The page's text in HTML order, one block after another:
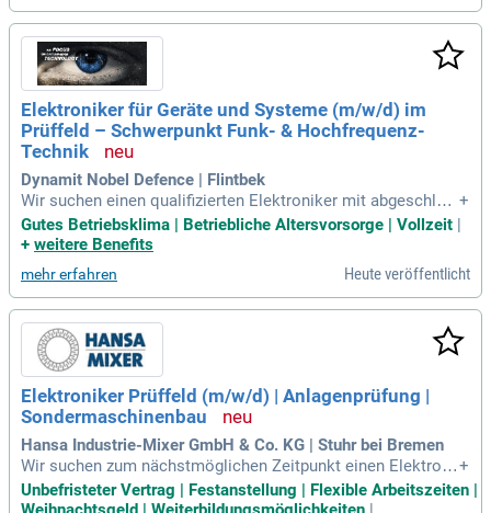
ondern auch die Fehlerursachen. Nach dieser Einarbeitung p
rüfen Sie anspruchsvolle Einzelanlagen in einem dynamisch
en Umfeld. Wenn Sie eine langfristige Perspektive in einem
Team suchen, das Technik, Qualität und eigenständiges Arb
eiten schätzt, dann sind Sie bei uns genau richtig.
Elektroniker für Geräte und Systeme (m/w/d) im
Prüffeld – Schwerpunkt Funk- & Hochfrequenz-
Technik
Dynamit Nobel Defence | Flintbek
Wir suchen einen qualifizierten Elektroniker mit abgeschlos
sener technischer Ausbildung, idealerweise als Geräte- und
Systemelektroniker. Eine Weiterbildung zum Industriemeist
d Instandsetzung sind von Vorteil. Gute Kenntnisse in analo
ger und digitaler Schaltungstechnik sind unerlässlich, ebens
o wie der sichere Umgang mit Mess- und Prüfmitteln. Intere
ssierte an Hochfrequenztechnik sind bei uns genau richtig!
Wir bieten spannende Aufgaben in einem modernen Arbeits
umfeld sowie attraktive Vergütung und Sonderzahlungen. G
ute Deutschkenntnisse sind Pflicht, Englischkenntnisse erle
ichtern die Dokumentation.
+
Gutes Betriebsklima | Betriebliche Altersvorsorge | Vollzeit |
+ weitere Benefits
mehr erfahren Heute veröffentlicht
Elektroniker Prüffeld (m/w/d) | Anlagenprüfung |
Sondermaschinenbau
Hansa Industrie-Mixer GmbH & Co. KG | Stuhr bei Bremen
Wir suchen zum nächstmöglichen Zeitpunkt einen Elektroni
ker Prüffeld (m/w/d) zur Durchführung von Funktions- und Q
ualitätsprüfungen. Ihre Aufgaben umfassen die Fehleranalys
+
Unbefristeter Vertrag | Festanstellung | Flexible Arbeitszeiten |